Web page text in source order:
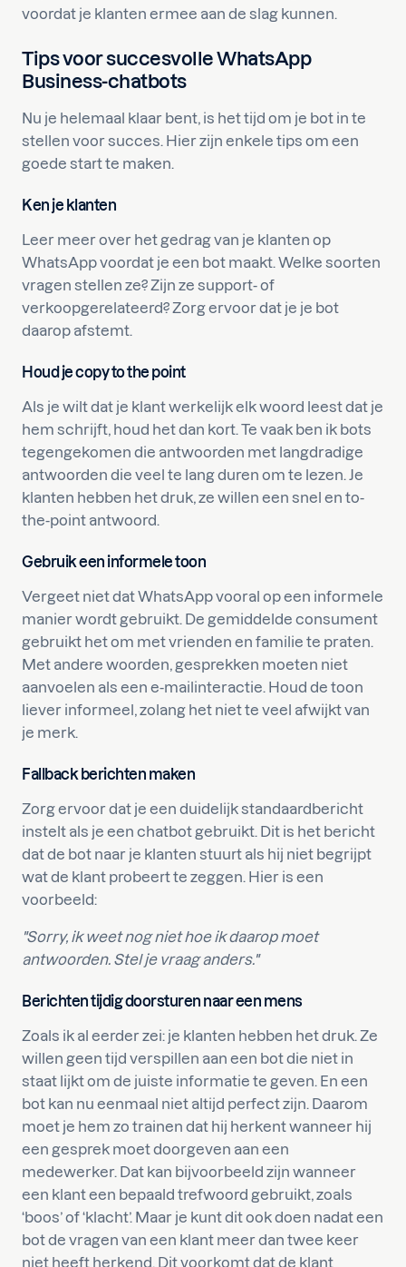
voordat je klanten ermee aan de slag kunnen.
Tips voor succesvolle WhatsApp
Business-chatbots
Nu je helemaal klaar bent, is het tijd om je bot in te
stellen voor succes. Hier zijn enkele tips om een
goede start te maken.
Ken je klanten
Leer meer over het gedrag van je klanten op
WhatsApp voordat je een bot maakt. Welke soorten
vragen stellen ze? Zijn ze support- of
verkoopgerelateerd? Zorg ervoor dat je je bot
daarop afstemt.
Houd je copy to the point
Als je wilt dat je klant werkelijk elk woord leest dat je
hem schrijft, houd het dan kort. Te vaak ben ik bots
tegengekomen die antwoorden met langdradige
antwoorden die veel te lang duren om te lezen. Je
klanten hebben het druk, ze willen een snel en to-
the-point antwoord.
Gebruik een informele toon
Vergeet niet dat WhatsApp vooral op een informele
manier wordt gebruikt. De gemiddelde consument
gebruikt het om met vrienden en familie te praten.
Met andere woorden, gesprekken moeten niet
aanvoelen als een e-mailinteractie. Houd de toon
liever informeel, zolang het niet te veel afwijkt van
je merk.
Fallback berichten maken
Zorg ervoor dat je een duidelijk standaardbericht
instelt als je een chatbot gebruikt. Dit is het bericht
dat de bot naar je klanten stuurt als hij niet begrijpt
wat de klant probeert te zeggen. Hier is een
voorbeeld:
"Sorry, ik weet nog niet hoe ik daarop moet
antwoorden. Stel je vraag anders."
Berichten tijdig doorsturen naar een mens
Zoals ik al eerder zei: je klanten hebben het druk. Ze
willen geen tijd verspillen aan een bot die niet in
staat lijkt om de juiste informatie te geven. En een
bot kan nu eenmaal niet altijd perfect zijn. Daarom
moet je hem zo trainen dat hij herkent wanneer hij
een gesprek moet doorgeven aan een
medewerker. Dat kan bijvoorbeeld zijn wanneer
een klant een bepaald trefwoord gebruikt, zoals
‘boos’ of ‘klacht’. Maar je kunt dit ook doen nadat een
bot de vragen van een klant meer dan twee keer
niet heeft herkend. Dit voorkomt dat de klant